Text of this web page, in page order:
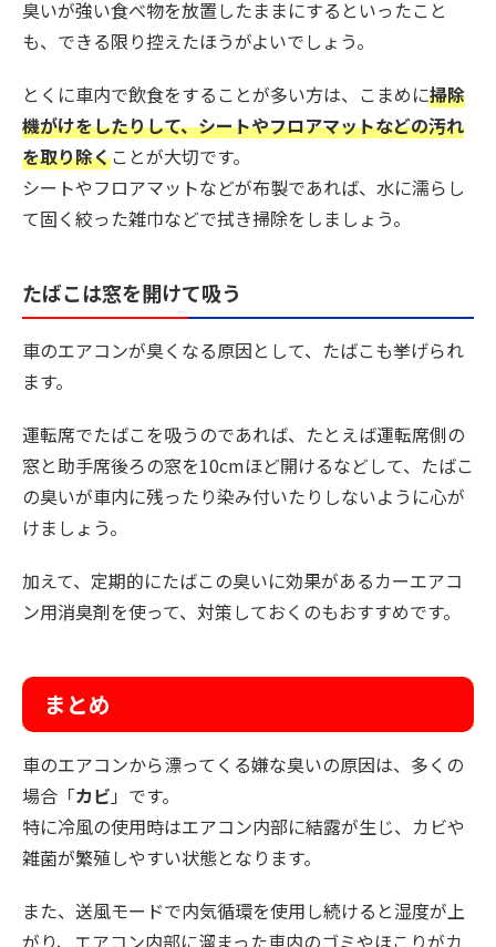
臭いが強い食べ物を放置したままにするといったこと
も、できる限り控えたほうがよいでしょう。
とくに車内で飲食をすることが多い方は、こまめに掃除
機がけをしたりして、シートやフロアマットなどの汚れ
を取り除くことが大切です。
シートやフロアマットなどが布製であれば、水に濡らし
て固く絞った雑巾などで拭き掃除をしましょう。
たばこは窓を開けて吸う
車のエアコンが臭くなる原因として、たばこも挙げられ
ます。
運転席でたばこを吸うのであれば、たとえば運転席側の
窓と助手席後ろの窓を10cmほど開けるなどして、たばこ
の臭いが車内に残ったり染み付いたりしないように心が
けましょう。
加えて、定期的にたばこの臭いに効果があるカーエアコ
ン用消臭剤を使って、対策しておくのもおすすめです。
まとめ
車のエアコンから漂ってくる嫌な臭いの原因は、多くの
場合「カビ 」です。
特に冷風の使用時はエアコン内部に結露が生じ、カビや
雑菌が繁殖しやすい状態となります。
また、送風モードで内気循環を使用し続けると湿度が上
がり、エアコン内部に溜まった車内のゴミやほこりがカ